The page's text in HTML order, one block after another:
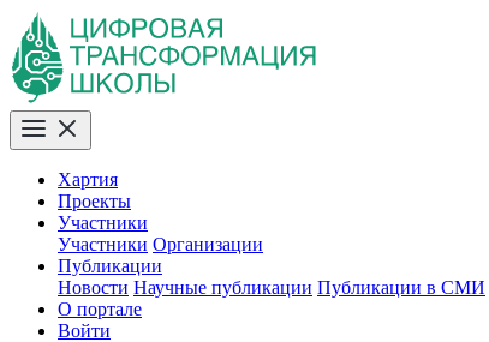
Хартия
Проекты
Участники
Участники Организации
Публикации
Новости Научные публикации Публикации в СМИ
О портале
Войти